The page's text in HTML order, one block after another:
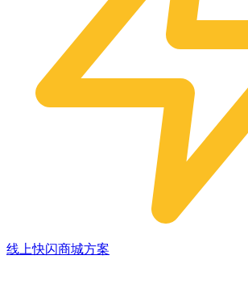
线上快闪商城方案